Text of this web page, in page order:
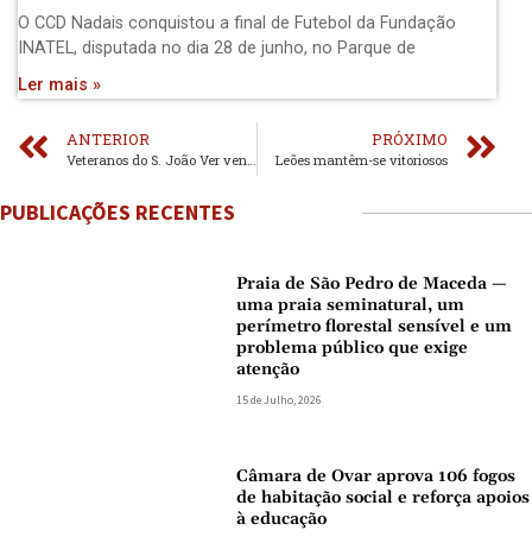
O CCD Nadais conquistou a final de Futebol da Fundação
INATEL, disputada no dia 28 de junho, no Parque de
Ler mais »
ANTERIOR
Veteranos do S. João Ver vencem em Fiães
PRÓXIMO
Leões mantêm-se vitoriosos
PUBLICAÇÕES RECENTES
Praia de São Pedro de Maceda —
uma praia seminatural, um
perímetro florestal sensível e um
problema público que exige
atenção
15 de Julho, 2026
Câmara de Ovar aprova 106 fogos
de habitação social e reforça apoios
à educação